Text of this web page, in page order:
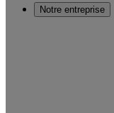
Notre entreprise